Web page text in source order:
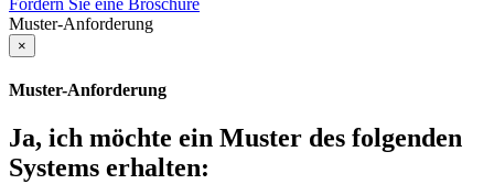
Muster-Anforderung
×
Muster-Anforderung
Ja, ich möchte ein Muster des folgenden
Systems erhalten: